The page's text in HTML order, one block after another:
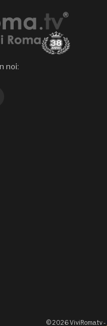
noi:
© 2026 ViviRoma.tv -